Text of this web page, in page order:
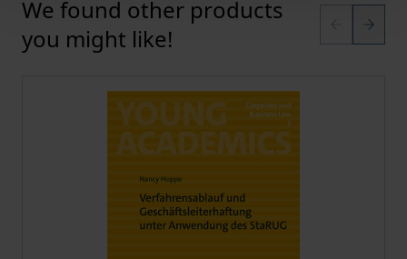
Press to skip carousel
We found other products
you might like!